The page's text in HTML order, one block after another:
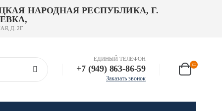
НАРОДНАЯ РЕСПУБЛИКА, Г.
Д. 2Г
ЕДИНЫЙ ТЕЛЕФОН
+7 (949) 863-86-59
Заказать звонок